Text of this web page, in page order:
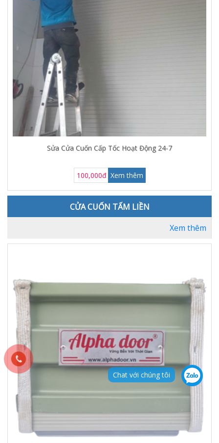
Sửa Cửa Cuốn Cấp Tốc Hoạt Động 24-7
100,000đ Xem thêm
CỬA CUỐN TẤM LIỀN
Xem thêm
Chat với chúng tôi